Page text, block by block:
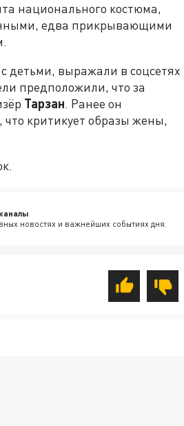
национального костюма,
едва прикрывающими
детьми, выражали в соцсетях
предположили, что за
Тарзан. Ранее он
критикует образы жены,
новостях и важнейших событиях дня.